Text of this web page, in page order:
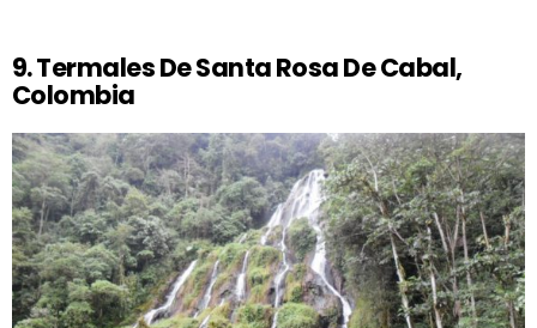
9. Termales De Santa Rosa De Cabal,
Colombia